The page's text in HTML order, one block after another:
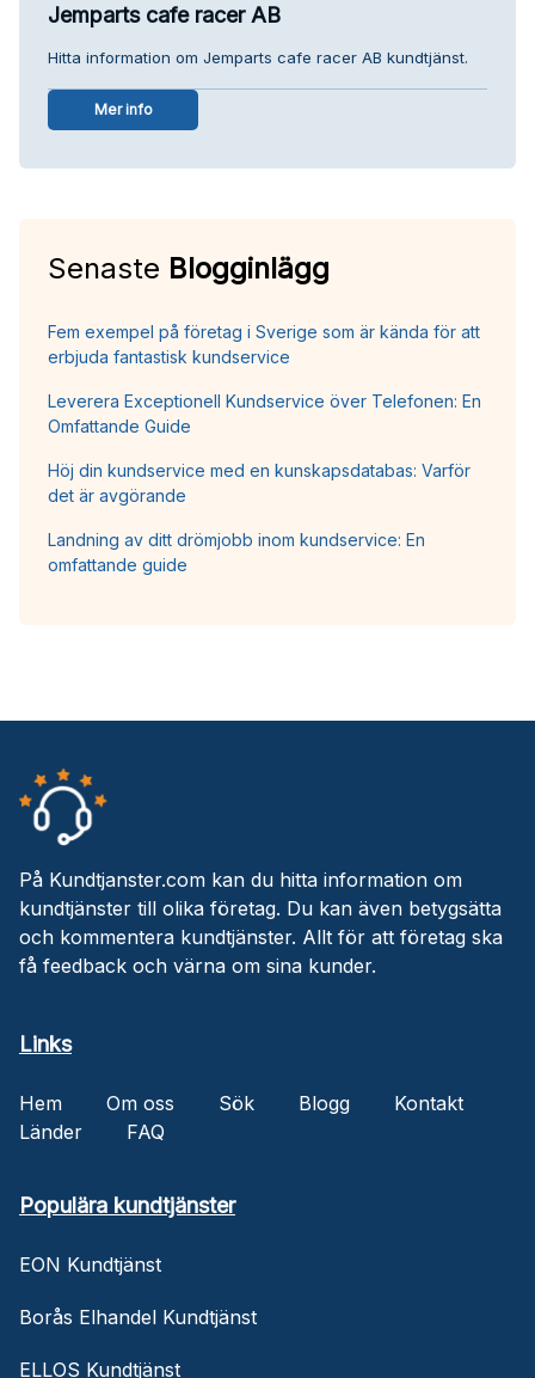
Jemparts cafe racer AB
Hitta information om Jemparts cafe racer AB kundtjänst.
Mer info
Senaste Blogginlägg
Fem exempel på företag i Sverige som är kända för att
erbjuda fantastisk kundservice
Leverera Exceptionell Kundservice över Telefonen: En
Omfattande Guide
Höj din kundservice med en kunskapsdatabas: Varför
det är avgörande
Landning av ditt drömjobb inom kundservice: En
omfattande guide
På Kundtjanster.com kan du hitta information om
kundtjänster till olika företag. Du kan även betygsätta
och kommentera kundtjänster. Allt för att företag ska
få feedback och värna om sina kunder.
Links
Hem Om oss Sök Blogg
Kontakt
Länder
FAQ
Populära kundtjänster
EON Kundtjänst
Borås Elhandel Kundtjänst
ELLOS Kundtjänst